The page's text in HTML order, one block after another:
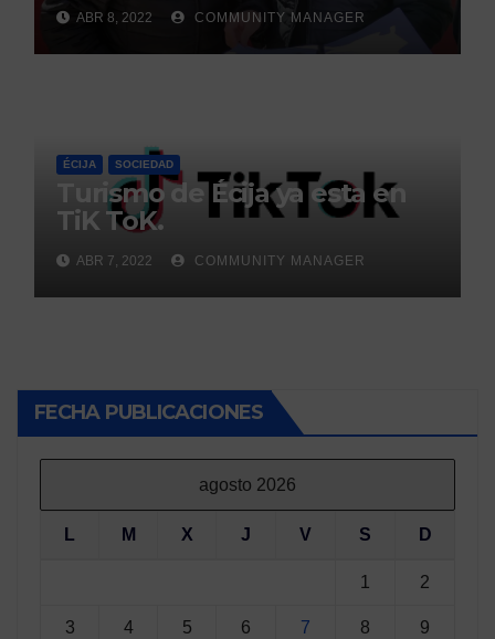
ABR 8, 2022 COMMUNITY MANAGER
ÉCIJA SOCIEDAD
Turismo de Écija ya esta en
TiK ToK.
ABR 7, 2022 COMMUNITY MANAGER
FECHA PUBLICACIONES
agosto 2026
L M X J V S D
1 2
3 4 5 6 7 8 9